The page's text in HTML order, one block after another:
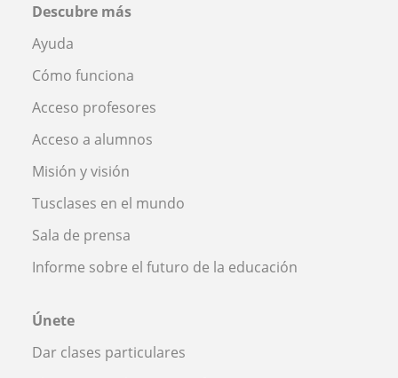
Descubre más
Ayuda
Cómo funciona
Acceso profesores
Acceso a alumnos
Misión y visión
Tusclases en el mundo
Sala de prensa
Informe sobre el futuro de la educación
Únete
Dar clases particulares